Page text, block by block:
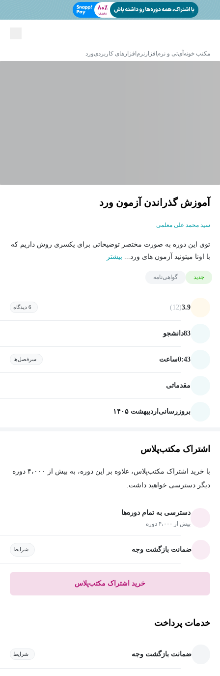
مکتب خونه آی‌تی و نرم‌افزار نرم‌افزارهای کاربردیورد
آموزش گذراندن آزمون ورد
سید محمد علی معلمی
توی این دوره به صورت مختصر توضیحاتی برای یکسری روش داریم که
با اونا میتونید آزمون های ورد... بیشتر
جدید گواهی‌نامه
3.9
(12) 6 دیدگاه
83دانشجو
0:43ساعت سرفصل‌ها
مقدماتی
بروزرسانی اردیبهشت ۱۴۰۵
اشتراک مکتب‌پلاس
با خرید اشتراک مکتب‌پلاس، علاوه بر این دوره، به بیش از ۴،۰۰۰ دوره
دیگر دسترسی خواهید داشت.
دسترسی به تمام دوره‌ها
بیش از ۴،۰۰۰ دوره
ضمانت بازگشت وجه شرایط
خرید اشتراک مکتب‌پلاس
خدمات پرداخت
ضمانت بازگشت وجه شرایط